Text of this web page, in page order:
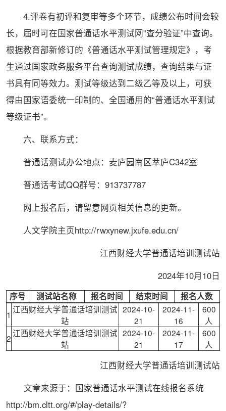
4.评卷有初评和复审等多个环节，成绩公布时间会较
长，届时可在国家普通话水平测试网“查分验证”中查询。
根据教育部新修订的《普通话水平测试管理规定》，考
生通过国家政务服务平台查询测试成绩，查询结果与证
书具有同等效力。测试等级达到二级乙等及以上，可获
得由国家语委统一印制的、全国通用的“普通话水平测试
等级证书”。
六、联系方式：
普通话测试办公地点：麦庐园南区萃庐C342室
普通话考试QQ群号：913737787
网上报名后，请留意网页相关信息的更新。
人文学院主页http://rwxynew.jxufe.edu.cn/
江西财经大学普通话培训测试站
2024年10月10日
序号 测试站名称 报名时间 结束时间
报名人数
1 江西财经大学普通话培训测试
站
2024-10-
21
2024-11-
16
600
人
2 江西财经大学普通话培训测试
站
2024-10-
21
2024-11-
17
600
人
江西财经大学普通话培训测试站
文章来源于： 国家普通话水平测试在线报名系统
http://bm.cltt.org/#/play-details/?